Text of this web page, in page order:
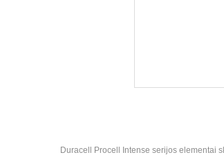
Duracell Procell Intense serijos elementai